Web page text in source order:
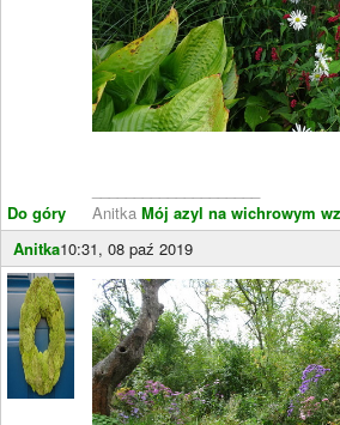
Do góry
Anitka Mój azyl na wichrowym
Anitka10:31, 08 paź 2019